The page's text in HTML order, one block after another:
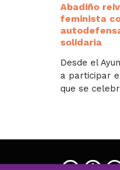
Abadiño
feminista
solidaria
Desde el
a participar
que se